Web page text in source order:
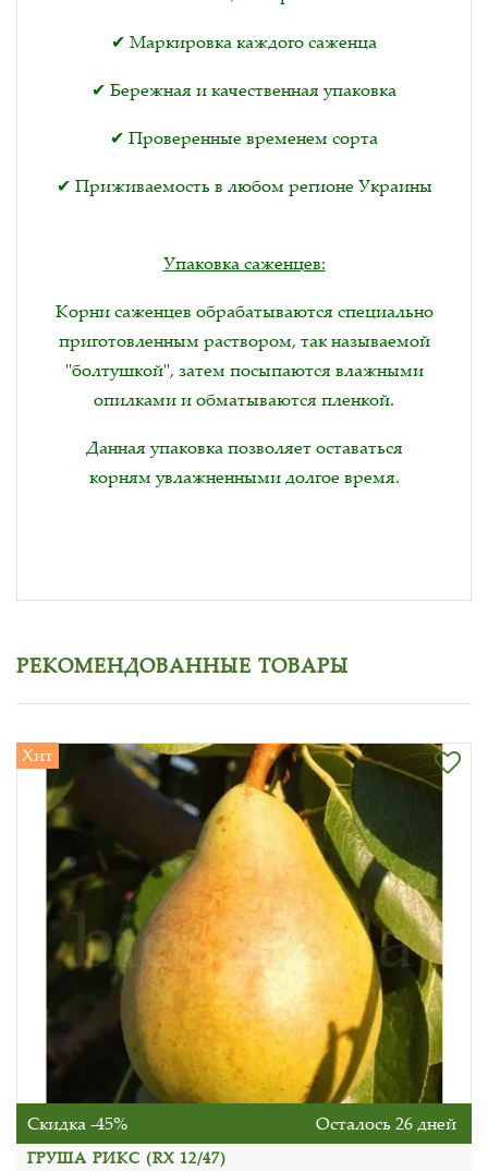
✔ Маркировка каждого саженца
✔ Бережная и качественная упаковка
✔ Проверенные временем сорта
✔ Приживаемость в любом регионе Украины
Упаковка саженцев:
Корни саженцев обрабатываются специально
приготовленным раствором, так называемой
"болтушкой", затем посыпаются влажными
опилками и обматываются пленкой.
Данная упаковка позволяет оставаться
корням увлажненными долгое время.
РЕКОМЕНДОВАННЫЕ ТОВАРЫ
Хит
Скидка -45% Осталось 26 дней
ГРУША РИКС (RX 12/47)